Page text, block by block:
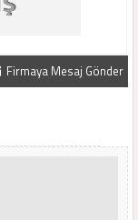
Firmaya Mesaj Gönder